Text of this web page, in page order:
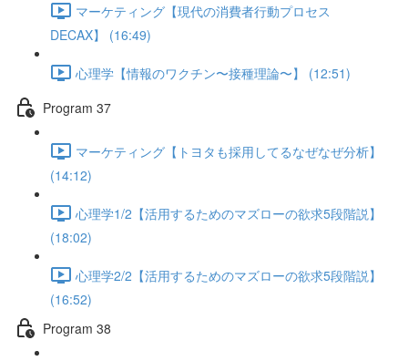
マーケティング【現代の消費者行動プロセス
DECAX】 (16:49)
心理学【情報のワクチン〜接種理論〜】 (12:51)
Program 37
マーケティング【トヨタも採用してるなぜなぜ分析】
(14:12)
心理学1/2【活用するためのマズローの欲求5段階説】
(18:02)
心理学2/2【活用するためのマズローの欲求5段階説】
(16:52)
Program 38